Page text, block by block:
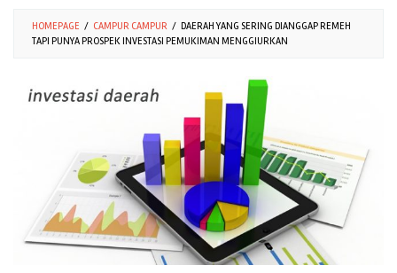
HOMEPAGE / CAMPUR CAMPUR / DAERAH YANG SERING DIANGGAP REMEH
TAPI PUNYA PROSPEK INVESTASI PEMUKIMAN MENGGIURKAN